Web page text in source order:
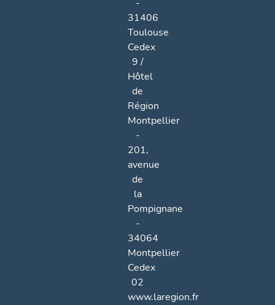
-
31406
Toulouse
Cedex
9 /
Hôtel
de
Région
Montpellier
-
201,
avenue
de
la
Pompignane
-
34064
Montpellier
Cedex
02
www.laregion.fr